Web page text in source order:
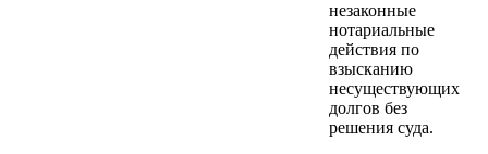
незаконные
нотариальные
действия по
взысканию
несуществующих
долгов без
решения суда.